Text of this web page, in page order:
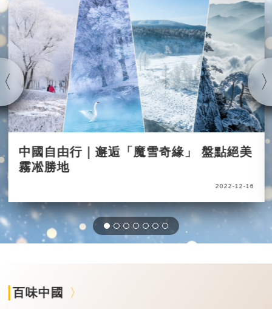
中國自由行｜邂逅「魔雪奇緣」 盤點絕美
霧凇勝地
2022-12-16
百味中國